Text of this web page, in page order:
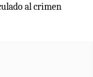
al crimen